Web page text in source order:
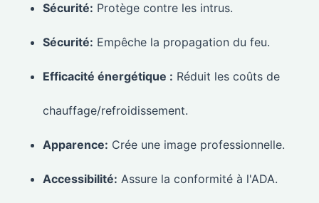
Sécurité: Protège contre les intrus.
Sécurité: Empêche la propagation du feu.
Efficacité énergétique : Réduit les coûts de
chauffage/refroidissement.
Apparence: Crée une image professionnelle.
Accessibilité: Assure la conformité à l'ADA.